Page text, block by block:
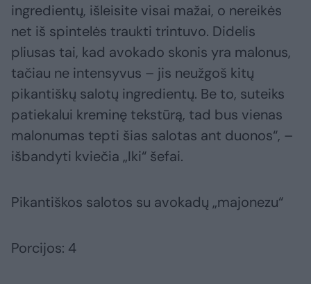
ingredientų, išleisite visai mažai, o nereikės
net iš spintelės traukti trintuvo. Didelis
pliusas tai, kad avokado skonis yra malonus,
tačiau ne intensyvus – jis neužgoš kitų
pikantiškų salotų ingredientų. Be to, suteiks
patiekalui kreminę tekstūrą, tad bus vienas
malonumas tepti šias salotas ant duonos“, –
išbandyti kviečia „Iki“ šefai.
Pikantiškos salotos su avokadų „majonezu“
Porcijos: 4